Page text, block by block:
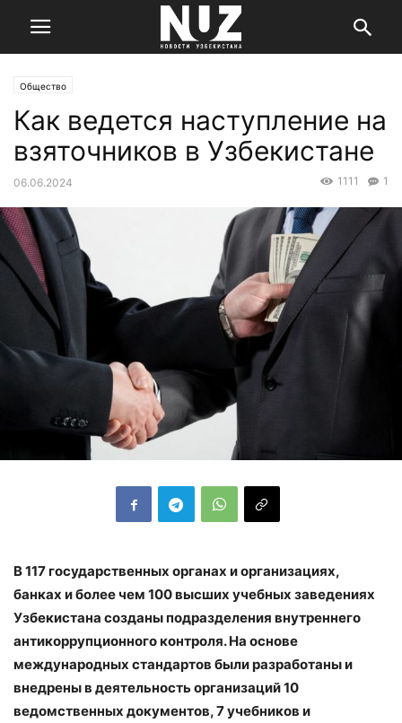
Общество
Как ведется наступление на
взяточников в Узбекистане
06.06.2024 1
1111
В 117 государственных органах и организациях,
банках и более чем 100 высших учебных заведениях
Узбекистана созданы подразделения внутреннего
антикоррупционного контроля. На основе
международных стандартов были разработаны и
внедрены в деятельность организаций 10
ведомственных документов, 7 учебников и